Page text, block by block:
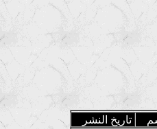
تاريخ النشر